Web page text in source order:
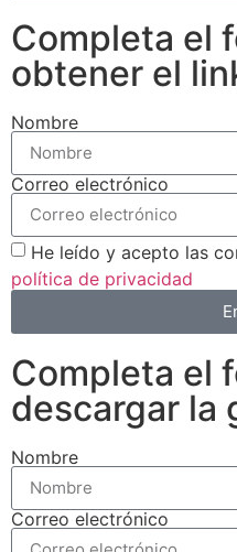
Completa el
obtener el
Nombre
Correo electrónico
He leído y acepto las
política de privacidad
Completa el
descargar la
Nombre
Correo electrónico